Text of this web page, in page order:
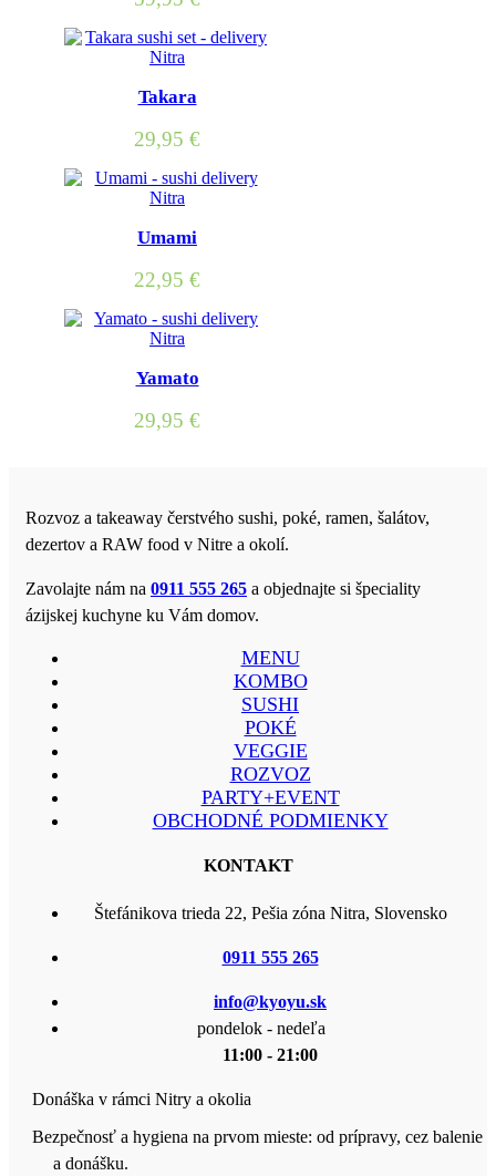
Takara
29,95 €
Umami
22,95 €
Yamato
29,95 €
Rozvoz a takeaway čerstvého sushi, poké, ramen, šalátov,
dezertov a RAW food v Nitre a okolí.
Zavolajte nám na 0911 555 265 a objednajte si špeciality
ázijskej kuchyne ku Vám domov.
MENU
KOMBO
SUSHI
POKÉ
VEGGIE
ROZVOZ
PARTY+EVENT
OBCHODNÉ PODMIENKY
KONTAKT
Štefánikova trieda 22, Pešia zóna Nitra, Slovensko
0911 555 265
info@kyoyu.sk
pondelok - nedeľa
11:00 - 21:00
Donáška v rámci Nitry a okolia
Bezpečnosť a hygiena na prvom mieste: od prípravy, cez balenie
a donášku.